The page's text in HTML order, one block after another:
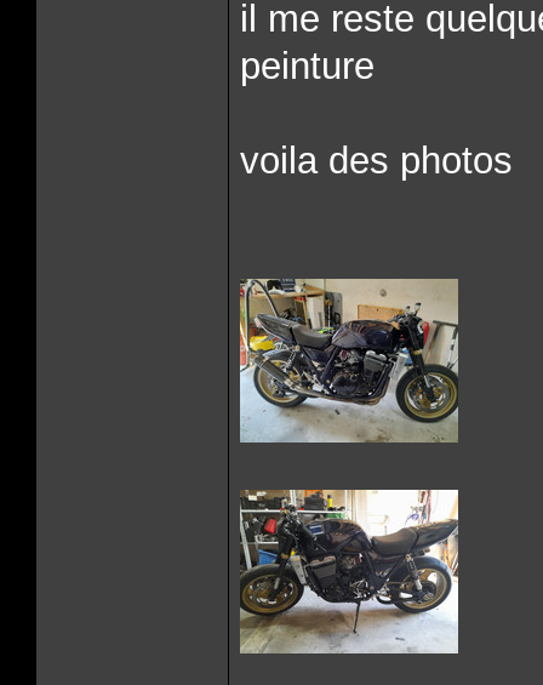
il me reste
peinture
voila des photos